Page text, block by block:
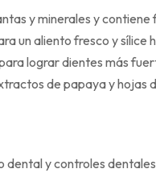
y minerales y
un aliento fresco y
lograr dientes más
de papaya y hojas
y controles